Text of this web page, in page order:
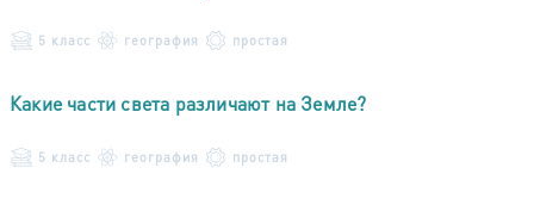
5 класс география простая
Какие части света различают на Земле?
5 класс география простая